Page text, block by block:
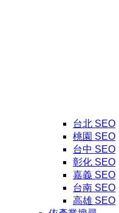
台北 SEO
桃園 SEO
台中 SEO
彰化 SEO
嘉義 SEO
台南 SEO
高雄 SEO